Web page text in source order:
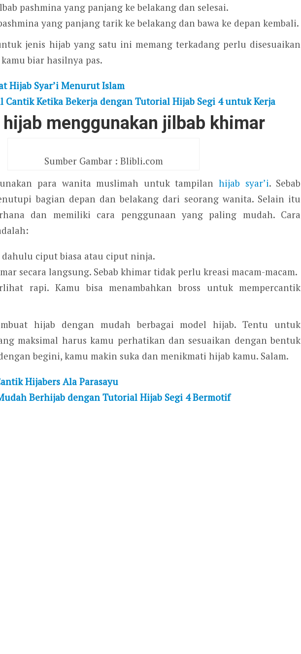
pashmina yang panjang ke belakang dan selesai.
yang panjang tarik ke belakang dan bawa ke depan kembali.
jenis hijab yang satu ini memang terkadang perlu disesuaikan
biar hasilnya pas.
Hijab Syar’i Menurut Islam
Cantik Ketika Bekerja dengan Tutorial Hijab Segi 4 untuk Kerja
menggunakan jilbab khimar
Sumber Gambar : Blibli.com
para wanita muslimah untuk tampilanhijab syar’i. Sebab
bagian depan dan belakang dari seorang wanita. Selain itu
dan memiliki cara penggunaan yang paling mudah. Cara
ciput biasa atau ciput ninja.
secara langsung. Sebab khimar tidak perlu kreasi macam-macam.
rapi. Kamu bisa menambahkan bross untuk mempercantik
hijab dengan mudah berbagai model hijab. Tentu untuk
maksimal harus kamu perhatikan dan sesuaikan dengan bentuk
begini, kamu makin suka dan menikmati hijab kamu. Salam.
Hijabers Ala Parasayu
Berhijab dengan Tutorial Hijab Segi 4 Bermotif